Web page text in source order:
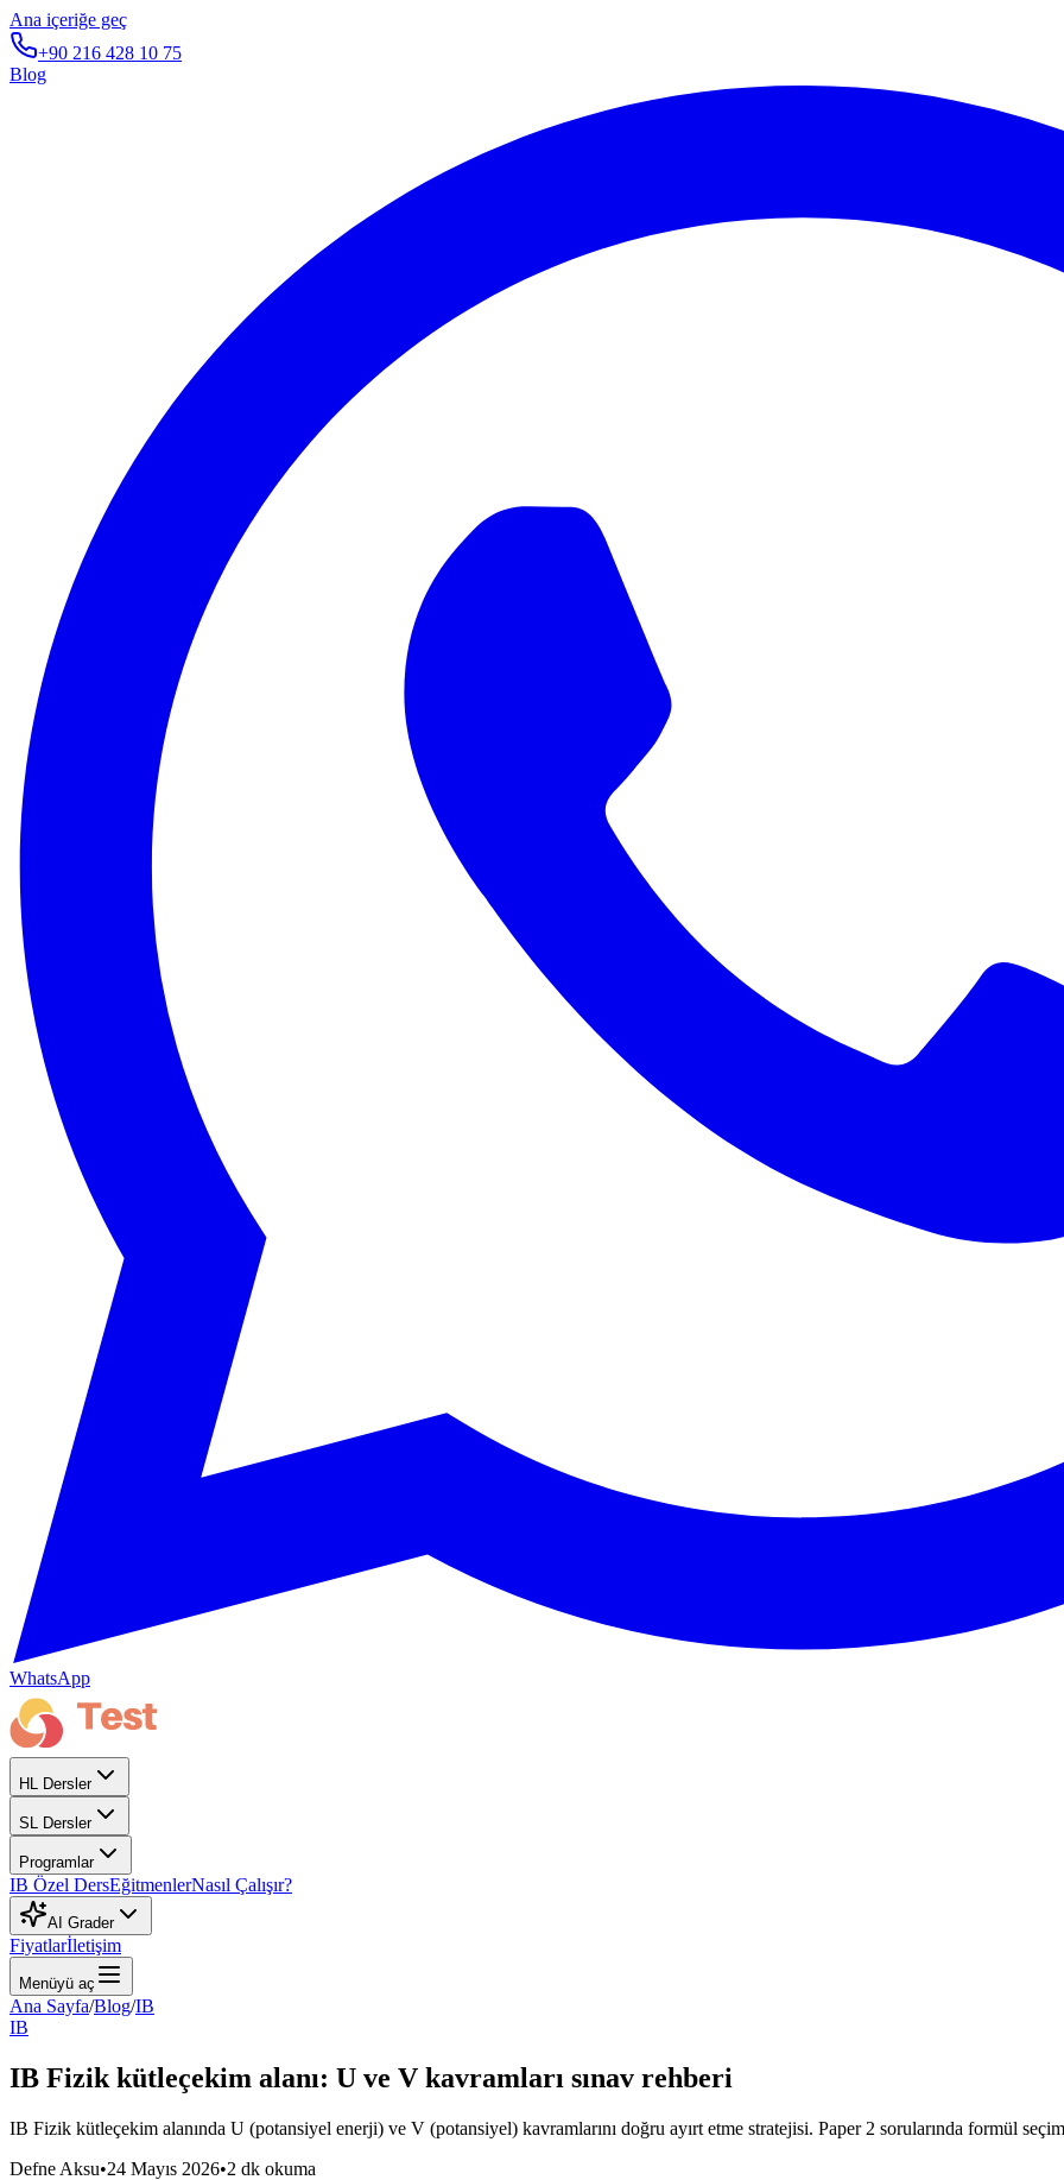
Ana içeriğe geç
+90 216 428 10 75
Blog
WhatsApp
HL Dersler
SL Dersler
Programlar
IB Özel DersEğitmenlerNasıl Çalışır?
AI Grader
Fiyatlarİletişim
Menüyü aç
Ana Sayfa/Blog/IB
IB
IB Fizik kütleçekim alanı: U ve V kavramları sınav rehberi
IB Fizik kütleçekim alanında U (potansiyel enerji) ve V (potansiyel) kavramlarını doğru ayırt etme stratejisi. Paper 2 sorularında formül
Defne Aksu•24 Mayıs 2026•2 dk okuma